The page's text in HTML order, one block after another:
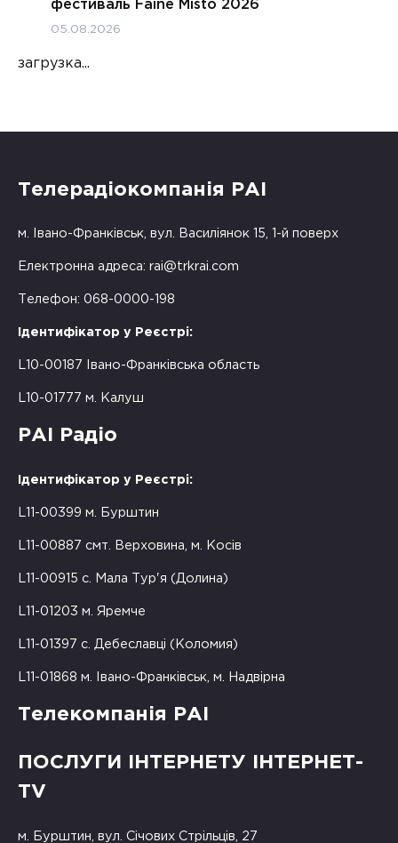
фестиваль Faine Misto 2026
05.08.2026
загрузка...
Телерадіокомпанія РАІ
м. Івано-Франківськ, вул. Василіянок 15, 1-й поверх
Електронна адреса: rai@trkrai.com
Телефон: 068-0000-198
Ідентифікатор у Реєстрі:
L10-00187 Івано-Франківська область
L10-01777 м. Калуш
РАІ Радіо
Ідентифікатор у Реєстрі:
L11-00399 м. Бурштин
L11-00887 смт. Верховина, м. Косів
L11-00915 с. Мала Тур'я (Долина)
L11-01203 м. Яремче
L11-01397 с. Дебеславці (Коломия)
L11-01868 м. Івано-Франківськ, м. Надвірна
Телекомпанія РАІ
ПОСЛУГИ ІНТЕРНЕТУ ІНТЕРНЕТ-
TV
м. Бурштин, вул. Січових Стрільців, 27